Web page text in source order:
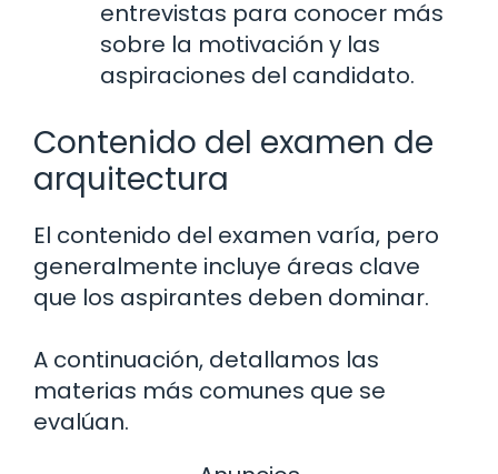
entrevistas para conocer más
sobre la motivación y las
aspiraciones del candidato.
Contenido del examen de
arquitectura
El contenido del examen varía, pero
generalmente incluye áreas clave
que los aspirantes deben dominar.
A continuación, detallamos las
materias más comunes que se
evalúan.